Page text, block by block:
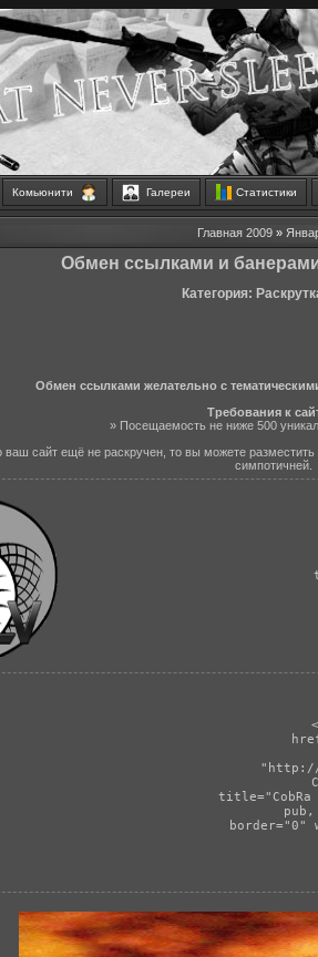
Комьюнити Галереи Статистики
Главная 2009 »
Oбмен ссылками и
Категория:
Обмен ссылками желательно с
Требования к
» Посещаемость не ниже 500
сайт ещё не раскручен, то вы можете
симпотичней.
"http://
title="CobRa
border="0"